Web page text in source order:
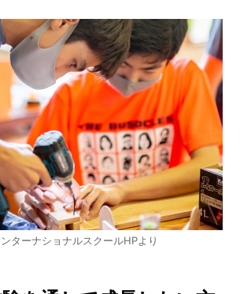
ターナショナルスクールHPより